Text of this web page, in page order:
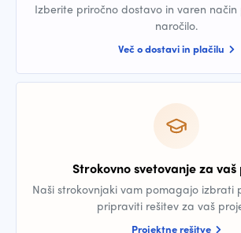
Izberite priročno dostavo in varen
naročilo.
Več o dostavi in plačilu
Strokovno svetovanje za
Naši strokovnjaki vam pomagajo izbrati
pripraviti rešitev za vaš
Projektne rešitve